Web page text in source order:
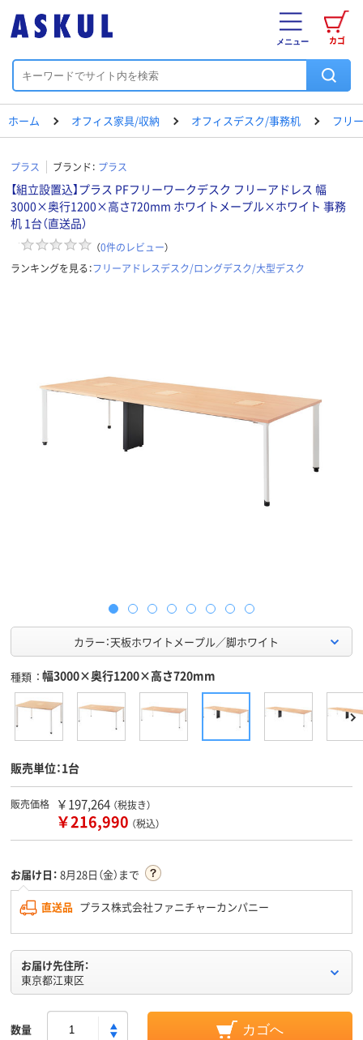
カゴ
メニュー
ホーム オフィス家具/収納 オフィスデスク/事務机 フリ
プラス ブランド： プラス
【組立設置込】プラス PFフリーワークデスク フリーアドレス 幅
3000×奥行1200×高さ720mm ホワイトメープル×ホワイト 事務
机 1台（直送品）
（0件のレビュー）
ランキングを見る：フリーアドレスデスク/ロングデスク/大型デスク
カラー：天板ホワイトメープル／脚ホワイト
種類 幅3000×奥行1200×高さ720mm
販売単位：1台
販売価格 ￥197,264 （税抜き）
￥216,990 （税込）
お届け日： 8月28日（金）まで
直送品 プラス株式会社ファニチャーカンパニー
お届け先住所：
東京都江東区
数量 カゴへ